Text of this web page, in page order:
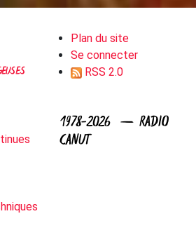
Plan du site
Se connecter
RSS 2.0
1978-2026 — RADIO
CANUT